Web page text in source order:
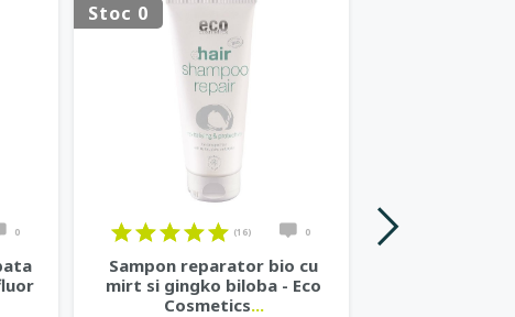
0
Stoc 0
(16) 0
Sampon reparator bio cu
mirt si gingko biloba - Eco
Cosmetics...